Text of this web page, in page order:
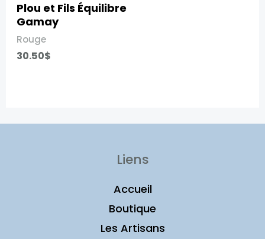
Plou et Fils Équilibre
Gamay
Rouge
30.50$
Liens
Accueil
Boutique
Les Artisans